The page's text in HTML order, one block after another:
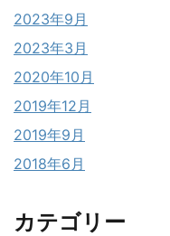
2023年9月
2023年3月
2020年10月
2019年12月
2019年9月
2018年6月
カテゴリー